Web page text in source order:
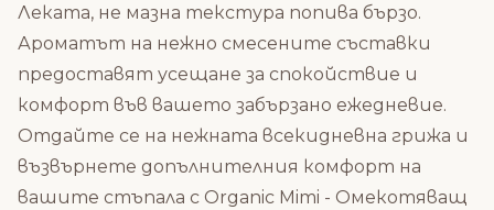
Леката, не мазна текстура попива бързо.
Ароматът на нежно смесените съставки
предоставят усещане за спокойствие и
комфорт във вашето забързано ежедневие.
Отдайте се на нежната всекидневна грижа и
възвърнете допълнителния комфорт на
вашите стъпала с Organic Mimi - Омекотяващ